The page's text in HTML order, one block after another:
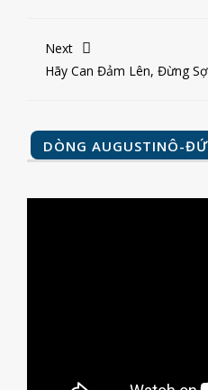
Next
Hãy Can Đảm Lên, Đừng Sợ
DÒNG AUGUSTINÔ-